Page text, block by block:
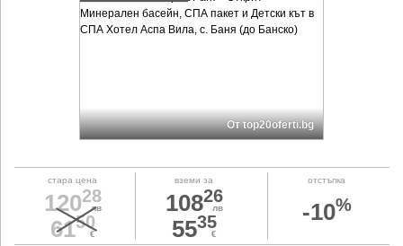
От top20oferti.bg
стара цена
12028
лв
6150
€
вземи за
10826
лв
5535
€
отстъпка
-10%